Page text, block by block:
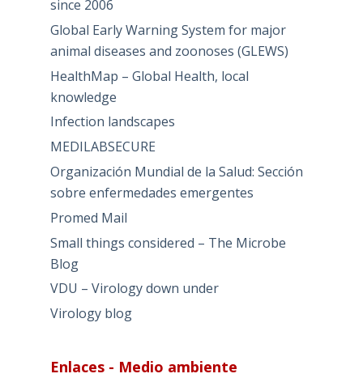
since 2006
Global Early Warning System for major
animal diseases and zoonoses (GLEWS)
HealthMap – Global Health, local
knowledge
Infection landscapes
MEDILABSECURE
Organización Mundial de la Salud: Sección
sobre enfermedades emergentes
Promed Mail
Small things considered – The Microbe
Blog
VDU – Virology down under
Virology blog
Enlaces - Medio ambiente